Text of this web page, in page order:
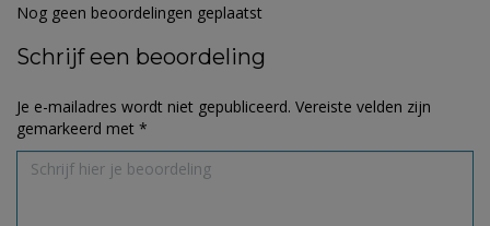
Nog geen beoordelingen geplaatst
Schrijf een beoordeling
Je e-mailadres wordt niet gepubliceerd. Vereiste velden zijn
gemarkeerd met *